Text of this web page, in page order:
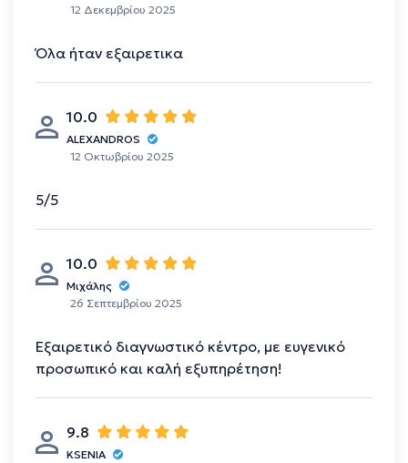
12 Δεκεμβρίου 2025
Όλα ήταν εξαιρετικα
10.0
ALEXANDROS
12 Οκτωβρίου 2025
5/5
10.0
Μιχάλης
26 Σεπτεμβρίου 2025
Εξαιρετικό διαγνωστικό κέντρο, με ευγενικό
προσωπικό και καλή εξυπηρέτηση!
9.8
KSENIA